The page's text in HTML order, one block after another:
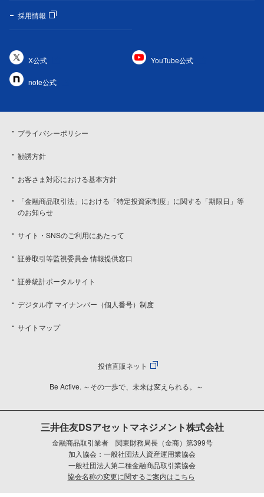
採用情報
X公式 YouTube公式
note公式
プライバシーポリシー
勧誘方針
お客さま対応における基本方針
「金融商品取引法」における「特定投資家制度」に関する「期限日」等
のお知らせ
サイト・SNSのご利用にあたって
証券取引等監視委員会 情報提供窓口
証券統計ポータルサイト
デジタル庁 マイナンバー（個人番号）制度
サイトマップ
投信直販ネット
Be Active. ～その一歩で、未来は変えられる。～
三井住友DSアセットマネジメント株式会社
金融商品取引業者 関東財務局長（金商）第399号
加入協会：一般社団法人資産運用業協会
一般社団法人第二種金融商品取引業協会
協会名称の変更に関するご案内はこちら